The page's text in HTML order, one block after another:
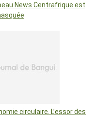
News Centrafrique est
circulaire. L’essor des